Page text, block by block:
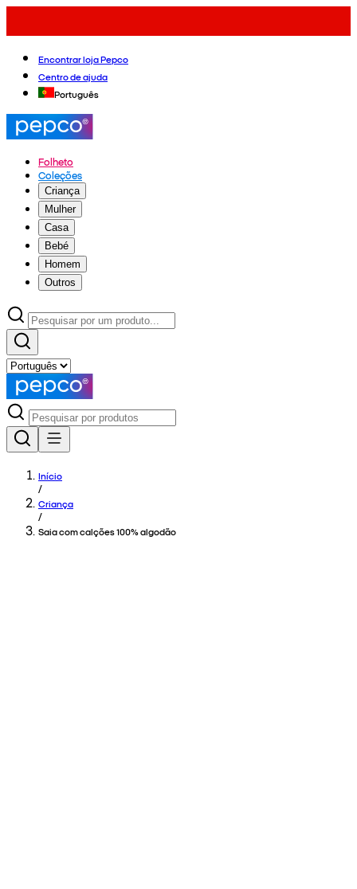
Encontrar loja Pepco
Centro de ajuda
Português
Folheto
Coleções
Criança
Mulher
Casa
Bebé
Homem
Outros
Início
/
Criança
/
Saia com calções 100% algodão